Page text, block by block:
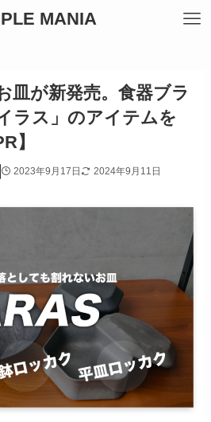
MANIA
皿が新発売。食器ブラ
ラス」のアイテムを
】
2023年9月17日 2024年9月11日